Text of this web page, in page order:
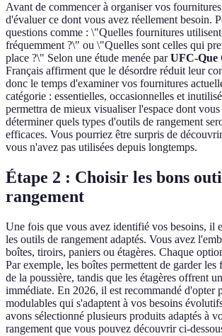
Avant de commencer à organiser vos
d'évaluer ce dont vous avez réellement besoin.
questions comme : \"Quelles fournitures
fréquemment ?\" ou \"Quelles sont celles qui
place ?\" Selon une étude menée parUFC-Que
Français affirment que le désordre réduit leur
donc le temps d'examiner vos fournitures
catégorie : essentielles, occasionnelles et
permettra de mieux visualiser l'espace dont vous
déterminer quels types d'outils de rangement
efficaces. Vous pourriez être surpris de
vous n'avez pas utilisées depuis longtemps.
Étape 2 : Choisir les bons
rangement
Une fois que vous avez identifié vos besoins, il
les outils de rangement adaptés. Vous avez
boîtes, tiroirs, paniers ou étagères. Chaque
Par exemple, les boîtes permettent de garder les
de la poussière, tandis que les étagères offrent
immédiate. En 2026, il est recommandé d'opter
modulables qui s'adaptent à vos besoins
avons sélectionné plusieurs produits adaptés à
rangement que vous pouvez découvrir ci-